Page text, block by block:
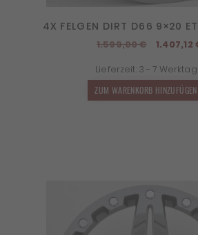
4X FELGEN DIRT D66 9×20
1.599,00€
war:
1.599,00 €
1.407,12
Lieferzeit: 3 - 7
ZUM WARENKORB HINZUFÜGEN